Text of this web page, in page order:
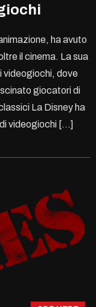
ha avuto
il cinema. La sua
videogiochi, dove
giocatori di
La Disney ha
videogiochi […]